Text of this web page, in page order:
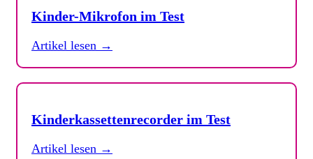
Kinder-Mikrofon im Test
Artikel lesen →
Kinderkassettenrecorder im Test
Artikel lesen →